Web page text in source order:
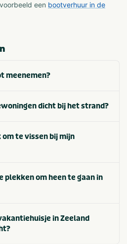
een bootverhuur in de
meenemen?
dicht bij het strand?
te vissen bij mijn
plekken om heen te gaan in
in Zeeland